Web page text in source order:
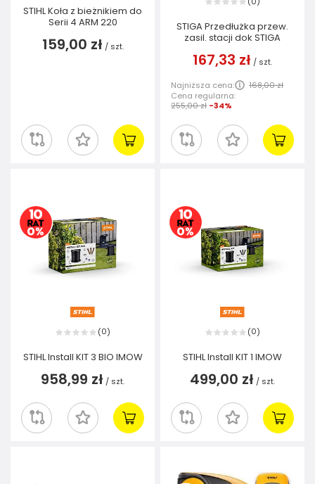
STIHL Koła z bieżnikiem do
Serii 4 ARM 220
159,00 zł / szt.
STIGA Przedłużka przew.
zasil. stacji dok STIGA
167,33 zł / szt.
Najniższa cena:
168,00 zł
Cena regularna:
255,00 zł -34%
(0)
STIHL Install KIT 3 BIO IMOW
958,99 zł / szt.
(0)
STIHL Install KIT 1 IMOW
499,00 zł / szt.